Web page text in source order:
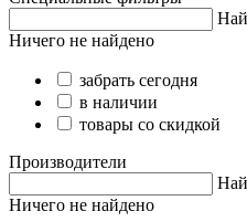
Ничего не найдено
забрать сегодня
в наличии
товары со скидкой
Производители
Ничего не найдено